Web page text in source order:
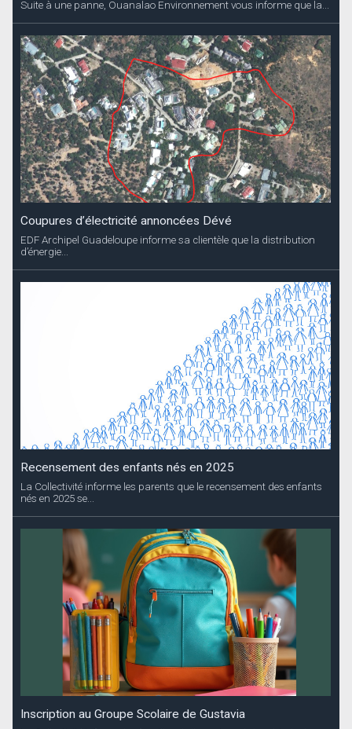
Suite à une panne, Ouanalao Environnement vous informe que la...
Coupures d’électricité annoncées Dévé
EDF Archipel Guadeloupe informe sa clientèle que la distribution
d’énergie...
Recensement des enfants nés en 2025
La Collectivité informe les parents que le recensement des enfants
nés en 2025 se...
Inscription au Groupe Scolaire de Gustavia